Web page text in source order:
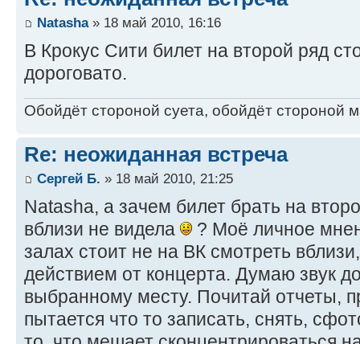
Natasha» 18 май 2010, 16:16
В Крокус Сити билет на второй ряд
дороговато.
Обойдёт стороной суета, обойдёт стороной
Re: неожиданная встреча
Сергей Б. » 18 май 2010, 21:25
Natasha, а зачем билет брать на
вблизи не видела
? Моё личное
залах стоит не на ВК смотреть
действием от концерта. Думаю звук
выбранному месту. Почитай отчеты,
пытается что то записать, снять,